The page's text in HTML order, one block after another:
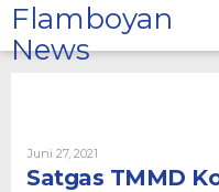
Lewati
ke
konten
Flamboyan
News
Juni 27, 2021
Admin
Satgas TMMD